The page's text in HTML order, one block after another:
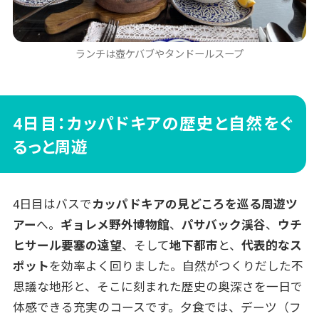
ランチは壺ケバブやタンドールスープ
4日目：カッパドキアの歴史と自然をぐ
るっと周遊
4日目はバスで カッパドキアの見どころを巡る周遊ツ
アーへ。 ギョレメ野外博物館、 パサバック渓谷、
ウチ
ヒサール要塞の遠望、そして地下都市 と、 代表的なス
ポットを効率よく回りました。自然がつくりだした不
思議な地形と、そこに刻まれた歴史の奥深さを一日で
体感できる充実のコースです。夕食では、デーツ（フ